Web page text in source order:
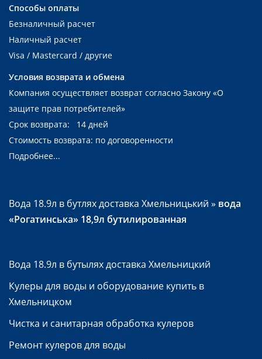
Способы оплаты
Безналичный расчет
Наличный расчет
Visa / Mastercard / другие
Условия возврата и обмена
Компания осуществляет возврат согласно Закону «О
защите прав потребителей»
Срок возврата: 14 дней
Стоимость возврата: по договоренности
Подробнее...
Вода 18.9л в бутлях доставка Хмельницький » вода
«Рогатинська» 18,9л бутилированная
Вода 18.9л в бутылях доставка Хмельницкий
Кулеры для воды и оборудование купить в
Хмельницком
Чистка и санитарная обработка кулеров
Ремонт кулеров для воды